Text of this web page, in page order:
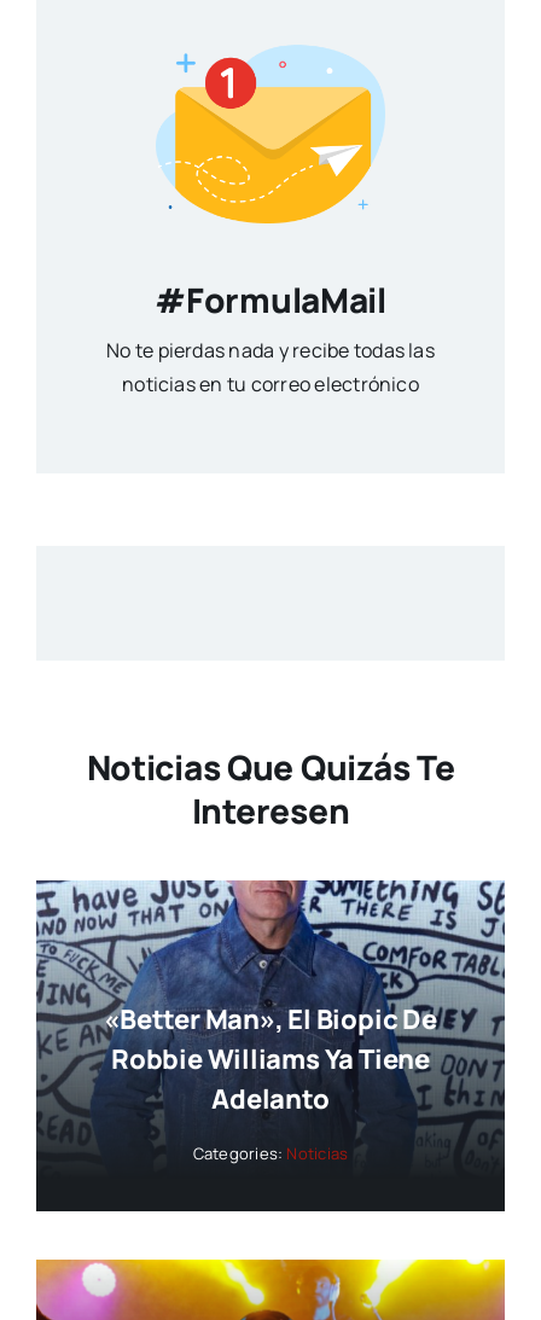
#FormulaMail
No te pierdas nada y recibe todas las
noticias en tu correo electrónico
Noticias Que Quizás Te
Interesen
«Better Man», El Biopic De
Robbie Williams Ya Tiene
Adelanto
Categories: Noticias